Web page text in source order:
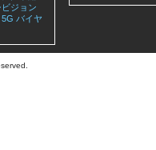
ジョン
5G バイヤ